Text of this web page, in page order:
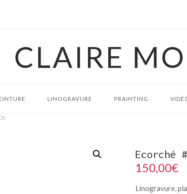
CLAIRE
LINOGRAVURE PRAINTING
Ecorché
150,00€
Linogravure,